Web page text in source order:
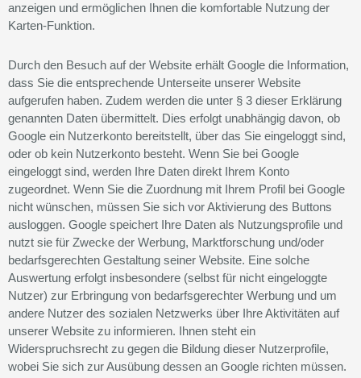
anzeigen und ermöglichen Ihnen die komfortable Nutzung der
Karten-Funktion.
Durch den Besuch auf der Website erhält Google die Information,
dass Sie die entsprechende Unterseite unserer Website
aufgerufen haben. Zudem werden die unter § 3 dieser Erklärung
genannten Daten übermittelt. Dies erfolgt unabhängig davon, ob
Google ein Nutzerkonto bereitstellt, über das Sie eingeloggt sind,
oder ob kein Nutzerkonto besteht. Wenn Sie bei Google
eingeloggt sind, werden Ihre Daten direkt Ihrem Konto
zugeordnet. Wenn Sie die Zuordnung mit Ihrem Profil bei Google
nicht wünschen, müssen Sie sich vor Aktivierung des Buttons
ausloggen. Google speichert Ihre Daten als Nutzungsprofile und
nutzt sie für Zwecke der Werbung, Marktforschung und/oder
bedarfsgerechten Gestaltung seiner Website. Eine solche
Auswertung erfolgt insbesondere (selbst für nicht eingeloggte
Nutzer) zur Erbringung von bedarfsgerechter Werbung und um
andere Nutzer des sozialen Netzwerks über Ihre Aktivitäten auf
unserer Website zu informieren. Ihnen steht ein
Widerspruchsrecht zu gegen die Bildung dieser Nutzerprofile,
wobei Sie sich zur Ausübung dessen an Google richten müssen.